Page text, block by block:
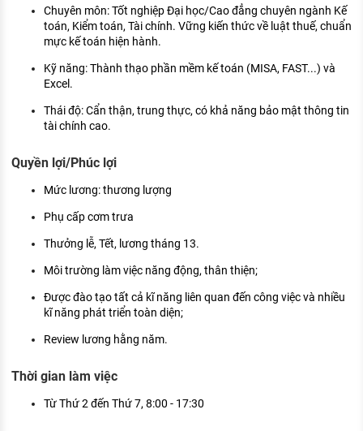
Chuyên môn: Tốt nghiệp Đại học/Cao đẳng chuyên ngành Kế
toán, Kiểm toán, Tài chính. Vững kiến thức về luật thuế, chuẩn
mực kế toán hiện hành.
Kỹ năng: Thành thạo phần mềm kế toán (MISA, FAST...) và
Excel.
Thái độ: Cẩn thận, trung thực, có khả năng bảo mật thông tin
tài chính cao.
Quyền lợi/Phúc lợi
Mức lương: thương lượng
Phụ cấp cơm trưa
Thưởng lễ, Tết, lương tháng 13.
Môi trường làm việc năng động, thân thiện;
Được đào tạo tất cả kĩ năng liên quan đến công việc và nhiều
kĩ năng phát triển toàn diện;
Review lương hằng năm.
Thời gian làm việc
Từ Thứ 2 đến Thứ 7, 8:00 - 17:30